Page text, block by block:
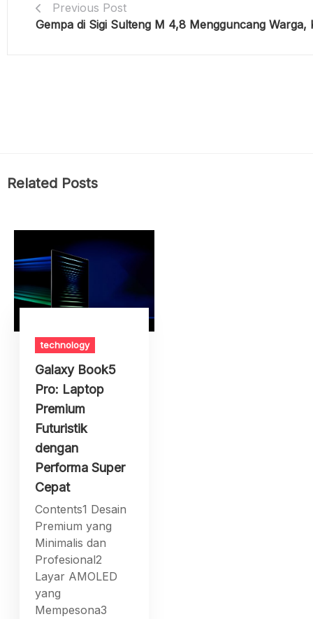
Previous Post
Gempa di Sigi Sulteng M 4,8 Mengguncang
Related Posts
technology
Galaxy Book5
Pro: Laptop
Premium
Futuristik
dengan
Performa Super
Cepat
Contents1 Desain
Premium yang
Minimalis dan
Profesional2
Layar AMOLED
yang
Mempesona3